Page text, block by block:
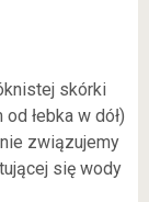
skórki
łebka w dół)
związujemy
się wody